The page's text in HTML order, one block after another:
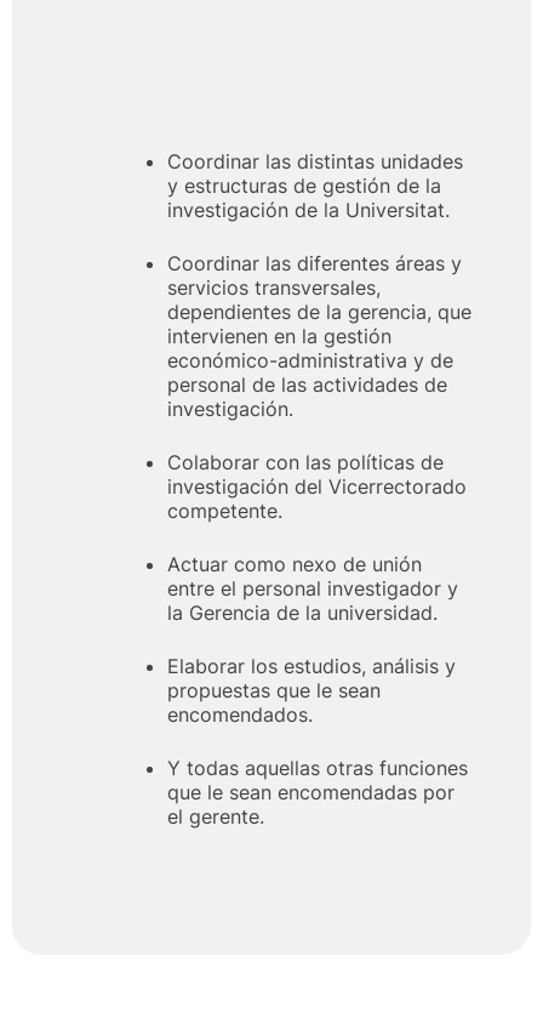
Coordinar las distintas unidades
y estructuras de gestión de la
investigación de la Universitat.
Coordinar las diferentes áreas y
servicios transversales,
dependientes de la gerencia, que
intervienen en la gestión
económico-administrativa y de
personal de las actividades de
investigación.
Colaborar con las políticas de
investigación del Vicerrectorado
competente.
Actuar como nexo de unión
entre el personal investigador y
la Gerencia de la universidad.
Elaborar los estudios, análisis y
propuestas que le sean
encomendados.
Y todas aquellas otras funciones
que le sean encomendadas por
el gerente.